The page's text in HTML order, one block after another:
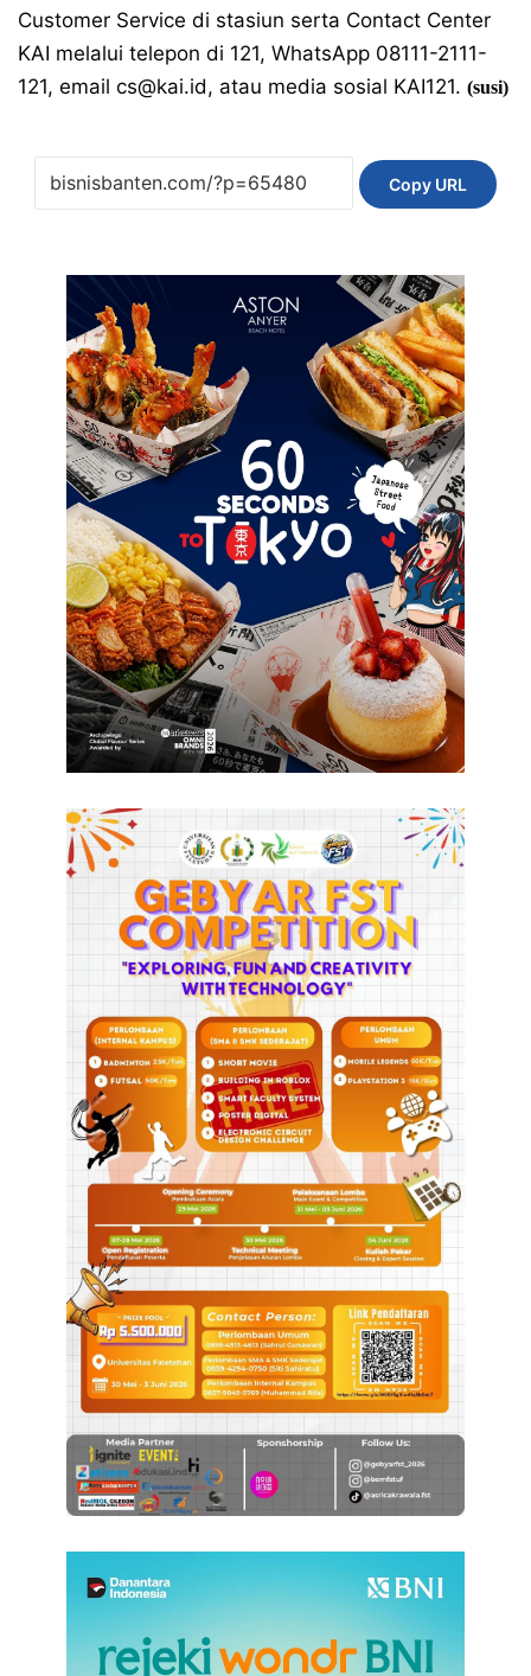
Customer Service di stasiun serta Contact Center
KAI melalui telepon di 121, WhatsApp 08111-2111-
121, email cs@kai.id, atau media sosial KAI121. (susi)
Copy URL